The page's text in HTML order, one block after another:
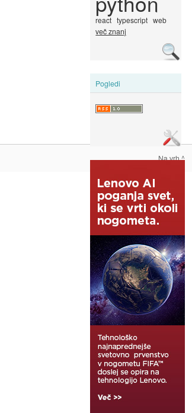
react typescript web
več znanj
Pogledi
Na vrh ^